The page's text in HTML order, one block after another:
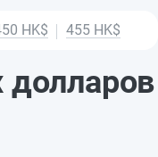
госзакупок по 44-ФЗ
профрисков
HK$ 455 HK$
долларов